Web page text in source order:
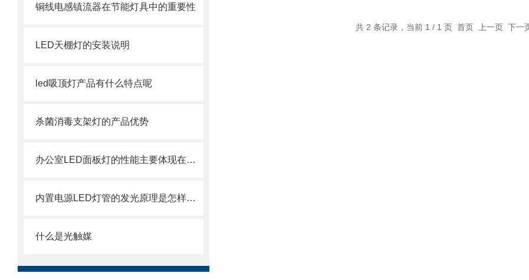
铜线电感镇流器在节能灯具中的重要性
LED天棚灯的安装说明
led吸顶灯产品有什么特点呢
杀菌消毒支架灯的产品优势
办公室LED面板灯的性能主要体现在哪些方面？
内置电源LED灯管的发光原理是怎样的？
什么是光触媒
共 2 条记录，当前 1 / 1 页 首页 上一页 下一